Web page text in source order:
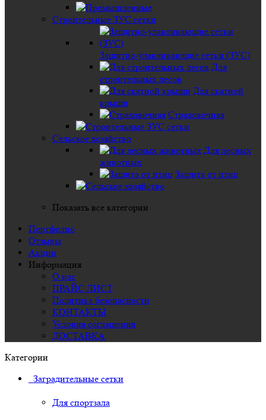
Строительные ЗУС сетки
Защитно-улавливающие сетки (ЗУС)
Для
строительных лесов
Для скатной
крыши
Страховочная
Сельское хозяйство
Для лесных
животных
Защита от птиц
Показать все категории
Портфолио
Отзывы
Акции
Информация
О нас
ПРАЙС ЛИСТ
Политика безопасности
КОНТАКТЫ
Условия соглашения
ДОСТАВКА
Категории
Заградительные сетки
Для спортзала